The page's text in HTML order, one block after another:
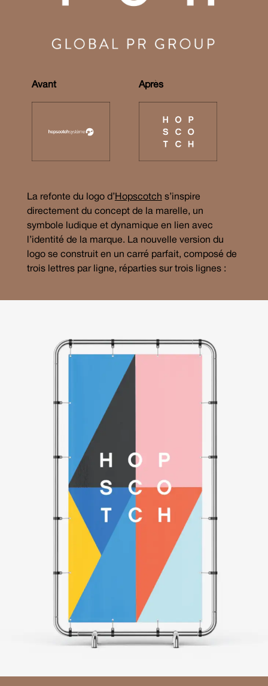
Avant Après
La refonte du logo d’ Hopscotch s’inspire
directement du concept de la marelle, un
symbole ludique et dynamique en lien avec
l’identité de la marque. La nouvelle version du
logo se construit en un carré parfait, composé de
trois lettres par ligne, réparties sur trois lignes :